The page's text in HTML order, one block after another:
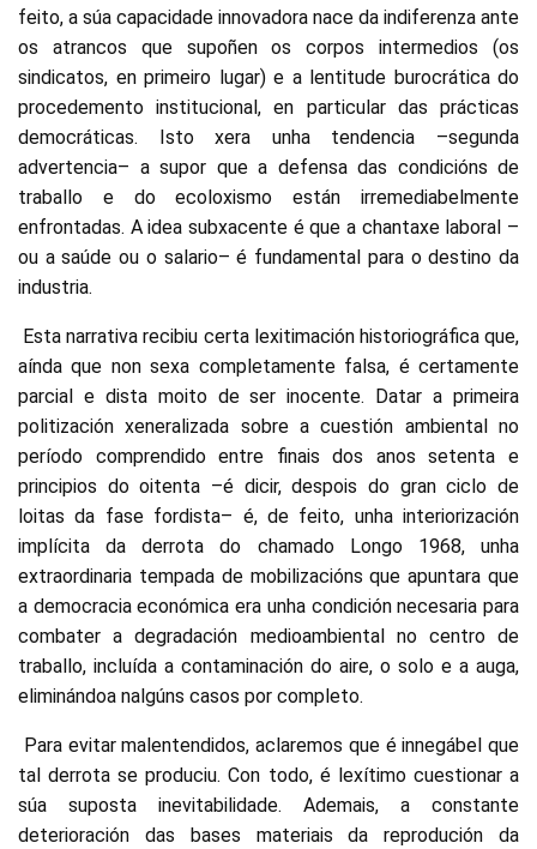
feito, a súa capacidade innovadora nace da indiferenza ante
os atrancos que supoñen os corpos intermedios (os
sindicatos, en primeiro lugar) e a lentitude burocrática do
procedemento institucional, en particular das prácticas
democráticas. Isto xera unha tendencia –segunda
advertencia– a supor que a defensa das condicións de
traballo e do ecoloxismo están irremediabelmente
enfrontadas. A idea subxacente é que a chantaxe laboral –
ou a saúde ou o salario– é fundamental para o destino da
industria.
Esta narrativa recibiu certa lexitimación historiográfica que,
aínda que non sexa completamente falsa, é certamente
parcial e dista moito de ser inocente. Datar a primeira
politización xeneralizada sobre a cuestión ambiental no
período comprendido entre finais dos anos setenta e
principios do oitenta –é dicir, despois do gran ciclo de
loitas da fase fordista– é, de feito, unha interiorización
implícita da derrota do chamado Longo 1968, unha
extraordinaria tempada de mobilizacións que apuntara que
a democracia económica era unha condición necesaria para
combater a degradación medioambiental no centro de
traballo, incluída a contaminación do aire, o solo e a auga,
eliminándoa nalgúns casos por completo.
Para evitar malentendidos, aclaremos que é innegábel que
tal derrota se produciu. Con todo, é lexítimo cuestionar a
súa suposta inevitabilidade. Ademais, a constante
deterioración das bases materiais da reprodución da